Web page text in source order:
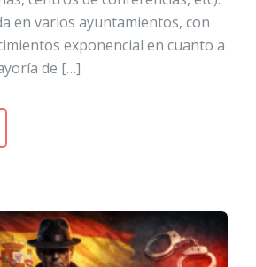
en varios ayuntamientos, con
exponencial en cuanto a
de […]